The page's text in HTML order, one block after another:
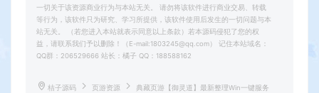
一切关于该资源商业行为与本站无关。 请勿将该软件进行商业交易、转载
等行为，该软件只为研究、学习所提供，该软件使用后发生的一切问题与本
站无关。 （若您进入本站就表示同意以上条款）若本源码侵犯了您的权
益，请联系我们予以删除！（E-mail:1803245@qq.com） 记住本站域名：
QQ群：206529666 站长：橘子 QQ：188588162
桔子源码 页游资源 典藏页游【御灵道】最新整理Win一键服务